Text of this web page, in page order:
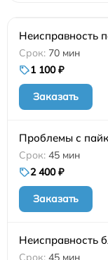
Неисправность
70 мин
1 100 ₽
Заказать
Проблемы с
45 мин
2 400 ₽
Заказать
Неисправность
45 мин